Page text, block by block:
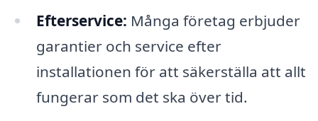
Efterservice: Många företag erbjuder
garantier och service efter
installationen för att säkerställa att allt
fungerar som det ska över tid.